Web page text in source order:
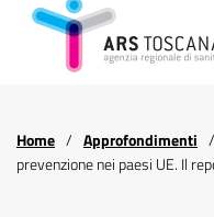
Home Approfondimenti
prevenzione nei paesi UE. Il